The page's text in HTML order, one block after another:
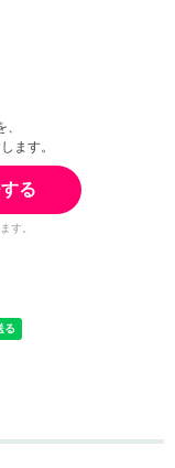
ます。
る
す。